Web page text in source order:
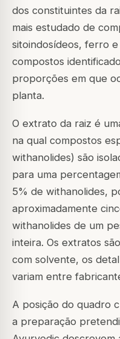
dos constituintes da
mais estudado de
sitoindosídeos, ferro
compostos
proporções em que
planta.
O extrato da raiz é
na qual compostos
withanolides) são
para uma
5% de withanolides,
aproximadamente
withanolides de um
inteira. Os extratos
com solvente, os
variam entre
A posição do quadro
a preparação